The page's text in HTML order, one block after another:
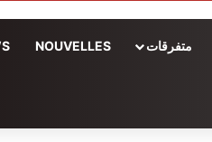
متفرقات NOUVELLES